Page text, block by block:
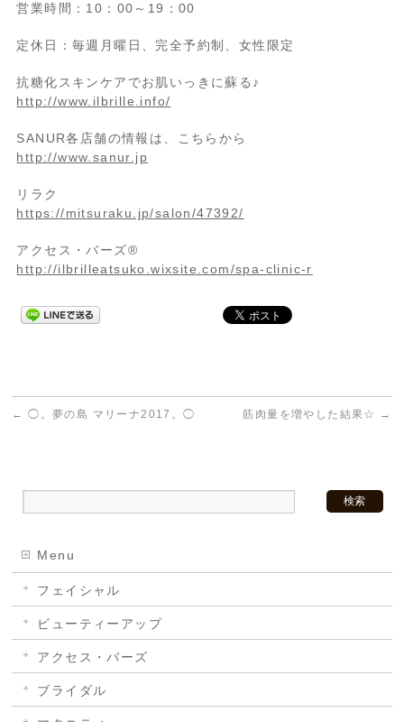
営業時間：10：00～19：00
定休日：毎週月曜日、完全予約制、女性限定
抗糖化スキンケアでお肌いっきに蘇る♪
http://www.ilbrille.info/
SANUR各店舗の情報は、こちらから
http://www.sanur.jp
リラク
https://mitsuraku.jp/salon/47392/
アクセス・バーズ®
http://ilbrilleatsuko.wixsite.com/spa-clinic-r
← ◯。夢の島 マリーナ2017。◯ 筋肉量を増やした結果☆ →
Menu
フェイシャル
ビューティーアップ
アクセス・バーズ
ブライダル